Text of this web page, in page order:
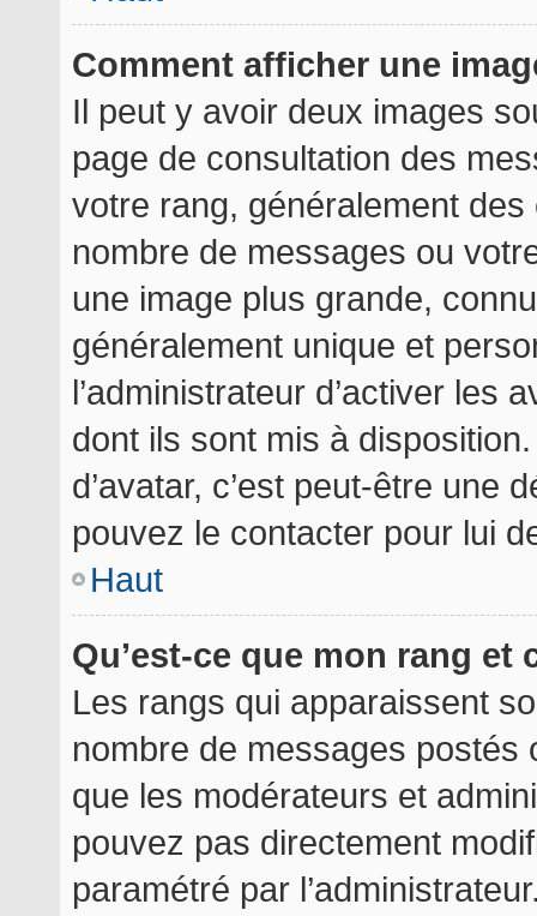
Comment afficher une
Il peut y avoir deux images
page de consultation des
votre rang, généralement
nombre de messages ou
une image plus grande,
généralement unique et
l’administrateur d’activer les
dont ils sont mis à
d’avatar, c’est peut-être une
pouvez le contacter pour lui
Haut
Qu’est-ce que mon rang
Les rangs qui apparaissent
nombre de messages postés
que les modérateurs et
pouvez pas directement
paramétré par